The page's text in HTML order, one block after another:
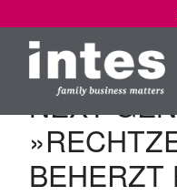
Inhalt
springen
NEXT
BEHERZT